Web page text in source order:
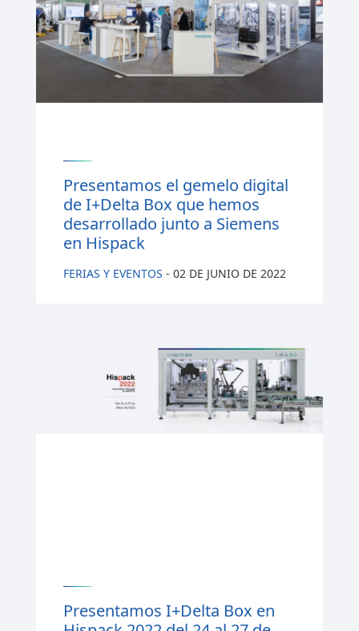
Presentamos el gemelo digital
de I+Delta Box que hemos
desarrollado junto a Siemens
en Hispack
FERIAS Y EVENTOS - 02 DE JUNIO DE 2022
Presentamos I+Delta Box en